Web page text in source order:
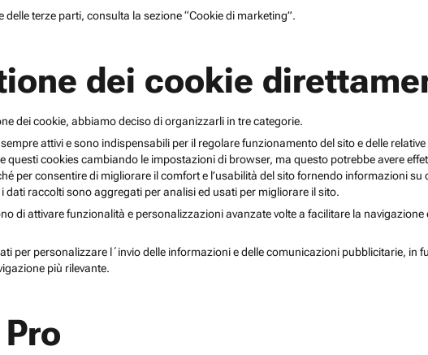
terze parti, consulta la sezione “Cookie di marketing”.
dei cookie
dei cookie, abbiamo deciso di organizzarli in tre categorie.
attivi e sono indispensabili per il regolare funzionamento del sito e delle
questi cookies cambiando le impostazioni di browser, ma questo potrebbe avere
per consentire di migliorare il comfort e l’usabilità del sito fornendo informazioni
raccolti sono aggregati per analisi ed usati per migliorare il sito.
di attivare funzionalità e personalizzazioni avanzate volte a facilitare la
per personalizzare l´invio delle informazioni e delle comunicazioni pubblicitarie, in
più rilevante.